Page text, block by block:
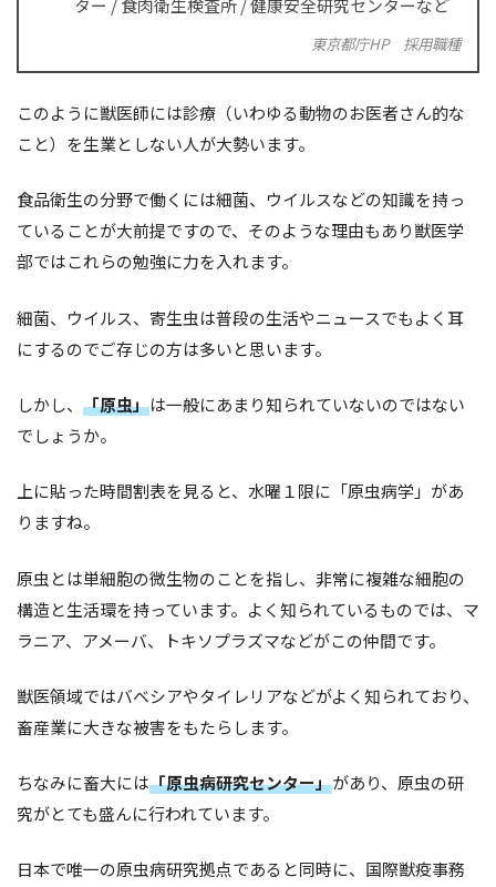
東京都庁HP 採用職種
このように獣医師には診療（いわゆる動物のお医者さん的な
こと）を生業としない人が大勢います。
食品衛生の分野で働くには細菌、ウイルスなどの知識を持っ
ていることが大前提ですので、そのような理由もあり獣医学
部ではこれらの勉強に力を入れます。
細菌、ウイルス、寄生虫は普段の生活やニュースでもよく耳
にするのでご存じの方は多いと思います。
しかし、 「原虫」は一般にあまり知られていないのではない
でしょうか。
上に貼った時間割表を見ると、水曜１限に「原虫病学」があ
りますね。
原虫とは単細胞の微生物のことを指し、非常に複雑な細胞の
構造と生活環を持っています。よく知られているものでは、マ
ラニア、アメーバ、トキソプラズマなどがこの仲間です。
獣医領域ではバベシアやタイレリアなどがよく知られており、
畜産業に大きな被害をもたらします。
ちなみに畜大には「原虫病研究センター」があり、原虫の研
究がとても盛んに行われています。
日本で唯一の原虫病研究拠点であると同時に、国際獣疫事務